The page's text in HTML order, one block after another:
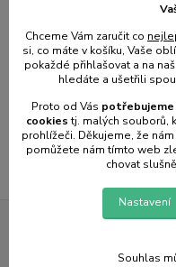
Přidat do
Novinky
Chceme Vám zaručit co
si, co máte v košíku, Vaše
pokaždé přihlašovat a na
hledáte a ušetřili
Proto od Vás potřebujeme
cookiestj. malých souborů,
prohlížeči. Děkujeme, že
pomůžete nám tímto web
chovat
Nastavení
Souhlas